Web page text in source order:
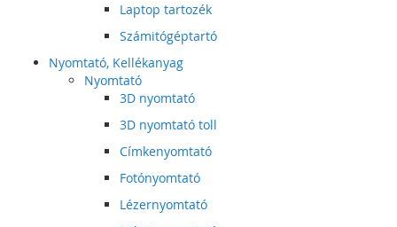
Laptop tartozék
Számitógéptartó
Nyomtató, Kellékanyag
Nyomtató
3D nyomtató
3D nyomtató toll
Címkenyomtató
Fotónyomtató
Lézernyomtató